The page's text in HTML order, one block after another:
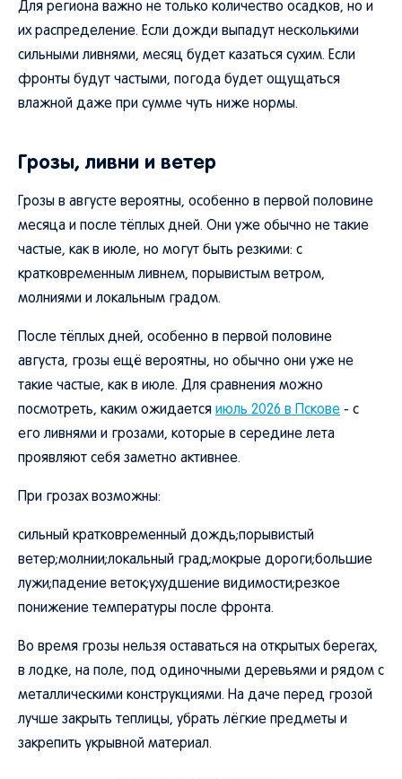
Для региона важно не только количество осадков, но и
их распределение. Если дожди выпадут несколькими
сильными ливнями, месяц будет казаться сухим. Если
фронты будут частыми, погода будет ощущаться
влажной даже при сумме чуть ниже нормы.
Грозы, ливни и ветер
Грозы в августе вероятны, особенно в первой половине
месяца и после тёплых дней. Они уже обычно не такие
частые, как в июле, но могут быть резкими: с
кратковременным ливнем, порывистым ветром,
молниями и локальным градом.
После тёплых дней, особенно в первой половине
августа, грозы ещё вероятны, но обычно они уже не
такие частые, как в июле. Для сравнения можно
посмотреть, каким ожидается июль 2026 в Пскове - с
его ливнями и грозами, которые в середине лета
проявляют себя заметно активнее.
При грозах возможны:
сильный кратковременный дождь;порывистый
ветер;молнии;локальный град;мокрые дороги;большие
лужи;падение веток;ухудшение видимости;резкое
понижение температуры после фронта.
Во время грозы нельзя оставаться на открытых берегах,
в лодке, на поле, под одиночными деревьями и рядом с
металлическими конструкциями. На даче перед грозой
лучше закрыть теплицы, убрать лёгкие предметы и
закрепить укрывной материал.